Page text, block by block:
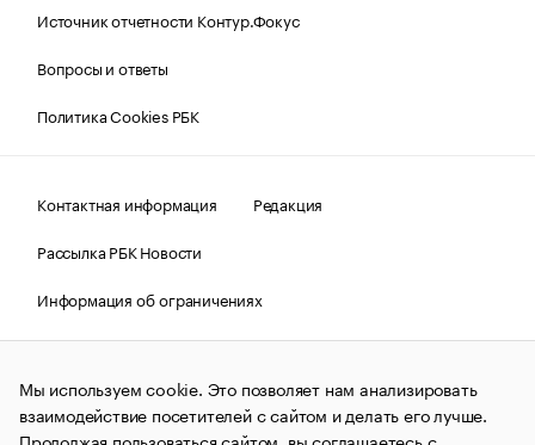
Источник отчетности Контур.Фокус
Вопросы и ответы
Политика Cookies РБК
Контактная информация
Редакция
Рассылка РБК Новости
Информация об ограничениях
Правовая информация
О соблюдении авторских прав
© АО «РОСБИЗНЕСКОНСАЛТИНГ»,1995–2026.Сообщения
и материалы информационного агентства «РБК»
(зарегистрировано Федеральной службой по надзору в сфере
Мы используем cookie. Это позволяет нам анализировать
взаимодействие посетителей с сайтом и делать его лучше.